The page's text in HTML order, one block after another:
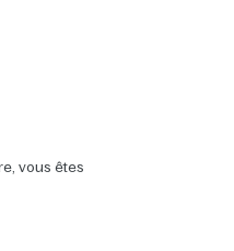
vous êtes